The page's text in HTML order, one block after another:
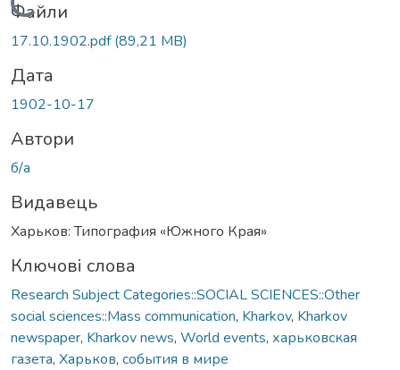
Вантажиться...
Файли
17.10.1902.pdf(89,21 MB)
Дата
1902-10-17
Автори
б/а
Видавець
Харьков: Типография «Южного Края»
Ключові слова
Research Subject Categories::SOCIAL SCIENCES::Other
social sciences::Mass communication, Kharkov, Kharkov
newspaper, Kharkov news, World events, харьковская
газета, Харьков, события в мире